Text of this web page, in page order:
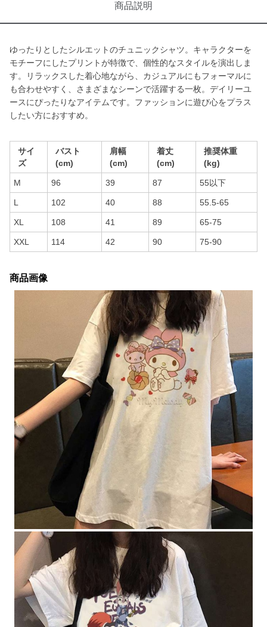
商品説明
ゆったりとしたシルエットのチュニックシャツ。キャラクターを
モチーフにしたプリントが特徴で、個性的なスタイルを演出しま
す。リラックスした着心地ながら、カジュアルにもフォーマルに
も合わせやすく、さまざまなシーンで活躍する一枚。デイリーユ
ースにぴったりなアイテムです。ファッションに遊び心をプラス
したい方におすすめ。
サイ
ズ
バスト
(cm)
肩幅
(cm)
着丈
(cm)
推奨体重
(kg)
M 96 39 87 55以下
L 102 40 88 55.5-65
XL 108 41 89 65-75
XXL 114 42 90 75-90
商品画像